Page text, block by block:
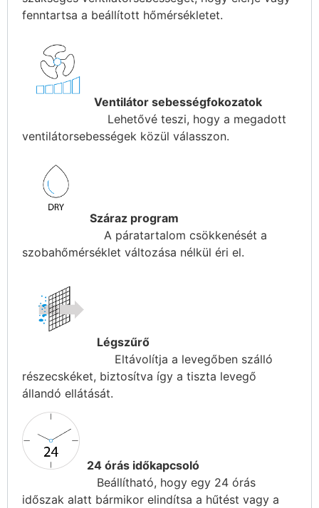
fenntartsa a beállított hőmérsékletet.
Ventilátor sebességfokozatok
Lehetővé teszi, hogy a megadott
ventilátorsebességek közül válasszon.
Száraz program
A páratartalom csökkenését a
szobahőmérséklet változása nélkül éri el.
Légszűrő
Eltávolítja a levegőben szálló
részecskéket, biztosítva így a tiszta levegő
állandó ellátását.
24 órás időkapcsoló
Beállítható, hogy egy 24 órás
időszak alatt bármikor elindítsa a hűtést vagy a